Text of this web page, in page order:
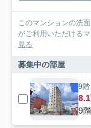
このマンションの洗
がご利用いただける
見る
募集中の部屋
9階
9